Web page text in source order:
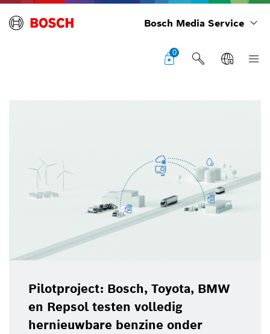
Bosch Media Service
0
Pilotproject: Bosch, Toyota, BMW
en Repsol testen volledig
hernieuwbare benzine onder